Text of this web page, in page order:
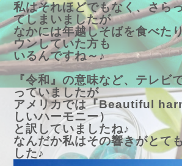
私はそれほどでもなく、さら
てしまいましたが
なかには年越しそばを食べた
ウンしていた方も
いるんですね～♪
『令和』の意味など、テレビ
っていましたが
アメリカでは『Beautiful
しいハーモニー）
と訳していましたね♪
なんだか私はその響きがとて
した♪